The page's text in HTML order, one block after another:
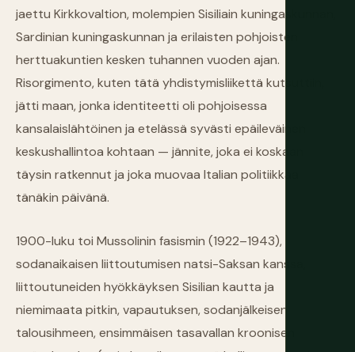
jaettu Kirkkovaltion, molempien Sisiliain kuningaskunnan,
Sardinian kuningaskunnan ja erilaisten pohjoisten
herttuakuntien kesken tuhannen vuoden ajan.
Risorgimento, kuten tätä yhdistymisliikettä kutsuttiin,
jätti maan, jonka identiteetti oli pohjoisessa
kansalaislähtöinen ja etelässä syvästi epäileväinen
keskushallintoa kohtaan — jännite, joka ei koskaan
täysin ratkennut ja joka muovaa Italian politiikkaa
tänäkin päivänä.
1900-luku toi Mussolinin fasismin (1922–1943),
sodanaikaisen liittoutumisen natsi-Saksan kanssa,
liittoutuneiden hyökkäyksen Sisilian kautta ja
niemimaata pitkin, vapautuksen, sodanjälkeisen
talousihmeen, ensimmäisen tasavallan kroonisen